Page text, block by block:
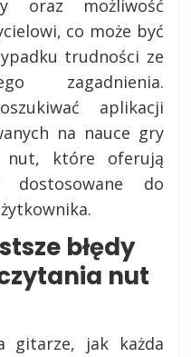
oraz możliwość
co może być
trudności ze
zagadnienia.
aplikacji
na nauce gry
które oferują
dostosowane do
błędy
nut
gitarze, jak każda